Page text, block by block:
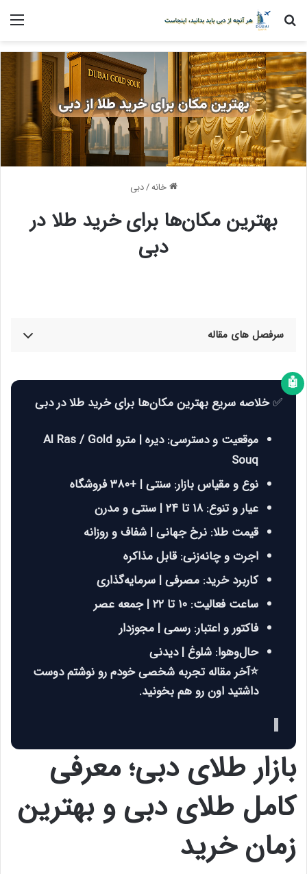
جستجو برای
خانه/دبی
بهترین مکان‌ها برای خرید طلا در
دبی
سرفصل های مقاله
🤖
✅خلاصه سریع بهترین مکان‌ها برای خرید طلا در دبی
موقعیت و دسترسی: دیره | مترو Al Ras / Gold
Souq
نوع و مقیاس بازار: سنتی | +۳۸۰ فروشگاه
عیار و تنوع: ۱۸ تا ۲۴ | سنتی و مدرن
قیمت طلا: نرخ جهانی | شفاف و روزانه
اجرت و چانه‌زنی: قابل مذاکره
کاربرد خرید: مصرفی | سرمایه‌گذاری
ساعت فعالیت: ۱۰ تا ۲۲ | جمعه عصر
فاکتور و اعتبار: رسمی | مجوزدار
حال‌وهوا: شلوغ | دیدنی
⭐آخر مقاله تجربه شخصی خودم رو نوشتم دوست
داشتید اون رو هم بخونید.
بازار طلای دبی؛ معرفی
کامل طلای دبی و بهترین
زمان خرید